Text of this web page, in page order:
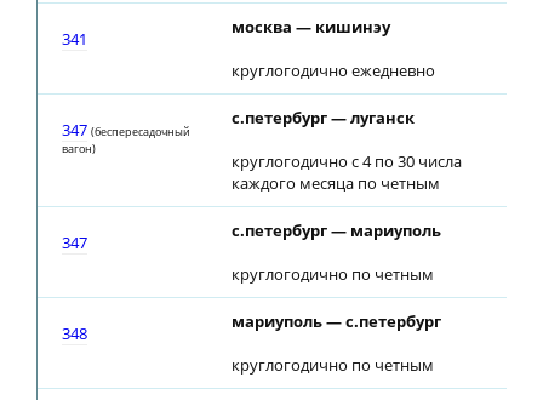
341
москва — кишинэу
круглогодично ежедневно
347 (беспересадочный
вагон)
с.петербург — луганск
круглогодично с 4 по 30 числа
каждого месяца по четным
347
с.петербург — мариуполь
круглогодично по четным
348
мариуполь — с.петербург
круглогодично по четным